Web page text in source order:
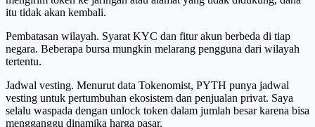
itu tidak akan kembali.
Pembatasan wilayah. Syarat KYC dan fitur akun berbeda di tiap
negara. Beberapa bursa mungkin melarang pengguna dari wilayah
tertentu.
Jadwal vesting. Menurut data Tokenomist, PYTH punya jadwal
vesting untuk pertumbuhan ekosistem dan penjualan privat. Saya
selalu waspada dengan unlock token dalam jumlah besar karena bisa
mengganggu dinamika harga pasar.